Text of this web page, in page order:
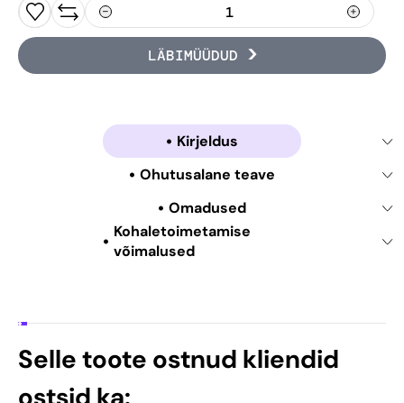
LÄBIMÜÜDUD
Kirjeldus
Ohutusalane teave
Omadused
Kohaletoimetamise
võimalused
Selle toote ostnud kliendid